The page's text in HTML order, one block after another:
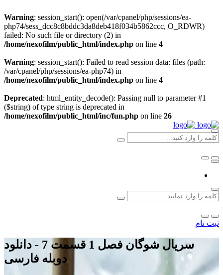
Warning: session_start(): open(/var/cpanel/php/sessions/ea-
php74/sess_dcc8c8bddc3da8deb418f034b5862ccc, O_RDWR)
failed: No such file or directory (2) in
/home/nexofilm/public_html/index.php on line 4
Warning: session_start(): Failed to read session data: files (path:
/var/cpanel/php/sessions/ea-php74) in
/home/nexofilm/public_html/index.php on line 4
Deprecated: html_entity_decode(): Passing null to parameter #1
($string) of type string is deprecated in
/home/nexofilm/public_html/inc/fun.php on line 26
ثبت نام
سریال شوگان فصل 1 قسمت 7 - دانلود
دوبله فارسی